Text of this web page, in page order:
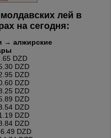
молдавских лей в
на сегодня:
→ алжирские
DZD
DZD
DZD
DZD
DZD
DZD
DZD
DZD
DZD
DZD